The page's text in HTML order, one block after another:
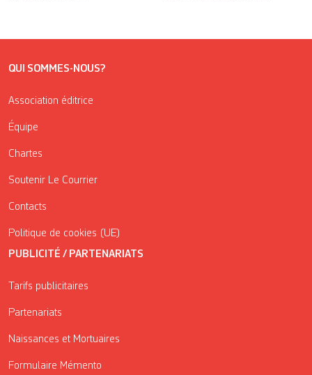
QUI SOMMES-NOUS?
Association éditrice
Équipe
Chartes
Soutenir Le Courrier
Contacts
Politique de cookies (UE)
PUBLICITÉ / PARTENARIATS
Tarifs publicitaires
Partenariats
Naissances et Mortuaires
Formulaire Mémento